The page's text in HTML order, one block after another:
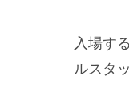
入場す
ルスタ